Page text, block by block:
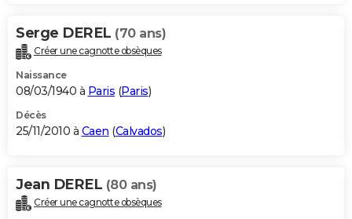
Serge DEREL (70 ans)
Créer une cagnotte obsèques
Naissance
08/03/1940 à Paris (Paris)
Décès
25/11/2010 à Caen (Calvados)
Jean DEREL (80 ans)
Créer une cagnotte obsèques